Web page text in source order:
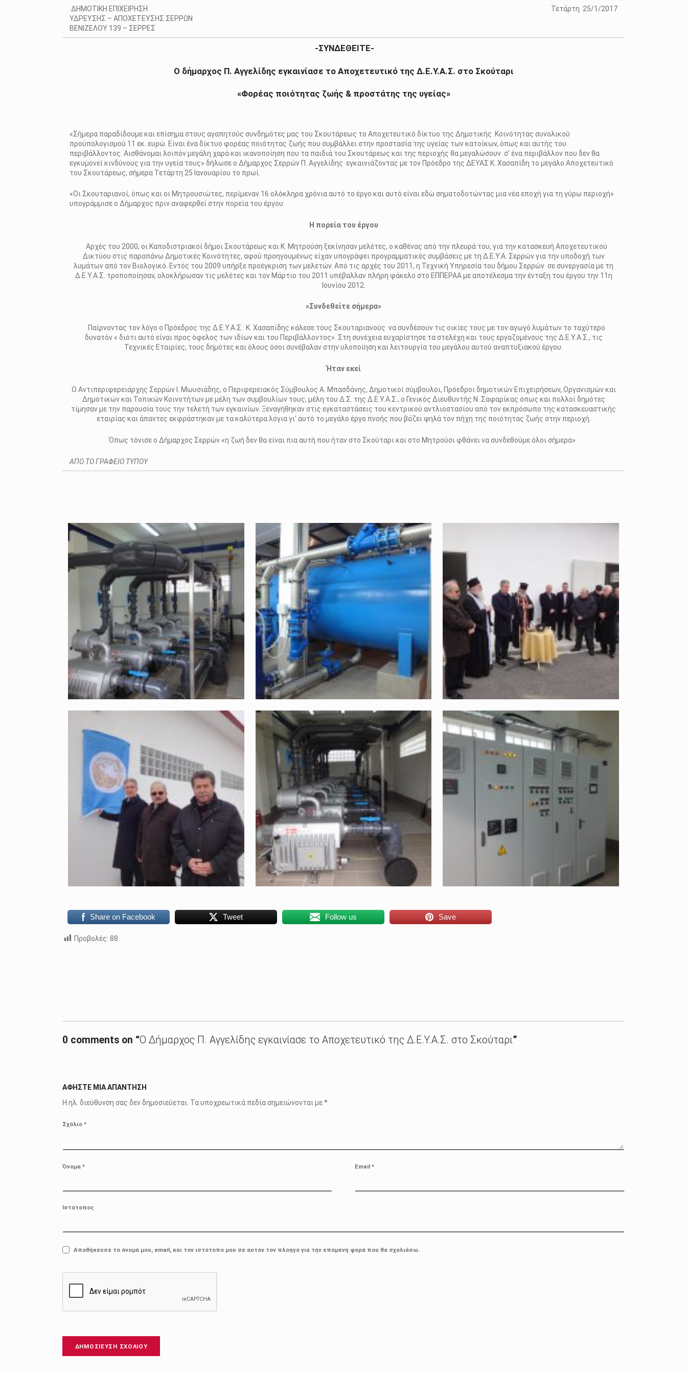
ΔΗΜΟΤΙΚΗ ΕΠΙΧΕΙΡΗΣΗ
ΥΔΡΕΥΣΗΣ – ΑΠΟΧΕΤΕΥΣΗΣ ΣΕΡΡΩΝ
ΒΕΝΙΖΕΛΟΥ 139 – ΣΕΡΡΕΣ
Τετάρτη 25/1/2017
-ΣΥΝΔΕΘΕΙΤΕ-
Ο δήμαρχος Π. Αγγελίδης εγκαινίασε το Αποχετευτικό της Δ.Ε.Υ.Α.Σ. στο Σκούταρι
«Φορέας ποιότητας ζωής & προστάτης της υγείας»
«Σήμερα παραδίδουμε και επίσημα στους αγαπητούς συνδημότες μας του Σκουτάρεως το Αποχετευτικό δίκτυο της Δημοτικής Κοινότητας συνολικού
προϋπολογισμού 11 εκ. ευρώ. Είναι ένα δίκτυο φορέας ποιότητας ζωής που συμβάλλει στην προστασία της υγείας των κατοίκων, όπως και αυτής του
περιβάλλοντος. Αισθάνομαι λοιπόν μεγάλη χαρά και ικανοποίηση που τα παιδιά του Σκουτάρεως και της περιοχής θα μεγαλώσουν σ’ ένα περιβάλλον που δεν θα
εγκυμονεί κινδύνους για την υγεία τους» δήλωσε ο Δήμαρχος Σερρών Π. Αγγελίδης εγκαινιάζοντας με τον Πρόεδρο της ΔΕΥΑΣ Κ. Χασαπίδη το μεγάλο Αποχετευτικό
του Σκουτάρεως, σήμερα Τετάρτη 25 Ιανουαρίου το πρωί.
«Οι Σκουταριανοί, όπως και οι Μητρουσιώτες, περίμεναν 16 ολόκληρα χρόνια αυτό το έργο και αυτό είναι εδώ σηματοδοτώντας μια νέα εποχή για τη γύρω περιοχή»
υπογράμμισε ο Δήμαρχος πριν αναφερθεί στην πορεία του έργου.
Η πορεία του έργου
Αρχές του 2000, οι Καποδιστριακοί δήμοι Σκουτάρεως και Κ. Μητρούση ξεκίνησαν μελέτες, ο καθένας από την πλευρά του, για την κατασκευή Αποχετευτικού
Δικτύου στις παραπάνω Δημοτικές Κοινότητες, αφού προηγουμένως είχαν υπογράψει προγραμματικές συμβάσεις με τη Δ.Ε.Υ.Α. Σερρών για την υποδοχή των
λυμάτων από τον Βιολογικό. Εντός του 2009 υπήρξε προέγκριση των μελετών. Από τις αρχές του 2011, η Τεχνική Υπηρεσία του δήμου Σερρών σε συνεργασία με τη
Δ.Ε.Υ.Α.Σ. τροποποίησαν, ολοκλήρωσαν τις μελέτες και τον Μάρτιο του 2011 υπέβαλλαν πλήρη φάκελο στο ΕΠΠΕΡΑΑ με αποτέλεσμα την ένταξη του έργου την 11η
Ιουνίου 2012.
«Συνδεθείτε σήμερα»
Παίρνοντας τον λόγο ο Πρόεδρος της Δ.Ε.Υ.Α.Σ. Κ. Χασαπίδης κάλεσε τους Σκουταριανούς να συνδέσουν τις οικίες τους με τον αγωγό λυμάτων το ταχύτερο
δυνατόν « διότι αυτό είναι προς όφελος των ιδίων και του Περιβάλλοντος». Στη συνέχεια ευχαρίστησε τα στελέχη και τους εργαζομένους της Δ.Ε.Υ.Α.Σ., τις
Τεχνικές Εταιρίες, τους δημότες και όλους όσοι συνέβαλαν στην υλοποίηση και λειτουργία του μεγάλου αυτού αναπτυξιακού έργου.
Ήταν εκεί
Ο Αντιπεριφερειάρχης Σερρών Ι. Μωυσιάδης, ο Περιφερειακός Σύμβουλος Α. Μπασδάνης, Δημοτικοί σύμβουλοι, Πρόεδροι δημοτικών Επιχειρήσεων, Οργανισμών και
Δημοτικών και Τοπικών Κοινοτήτων με μέλη των συμβουλίων τους, μέλη του Δ.Σ. της Δ.Ε.Υ.Α.Σ., ο Γενικός Διευθυντής Ν. Σαφαρίκας όπως και πολλοί δημότες
τίμησαν με την παρουσία τους την τελετή των εγκαινίων. Ξεναγήθηκαν στις εγκαταστάσεις του κεντρικού αντλιοστασίου από τον εκπρόσωπο της κατασκευαστικής
εταιρίας και άπαντες εκφράστηκαν με τα καλύτερα λόγια γι’ αυτό το μεγάλο έργο πνοής που βάζει ψηλά τον πήχη της ποιότητας ζωής στην περιοχή.
Όπως τόνισε ο Δήμαρχος Σερρών «η ζωή δεν θα είναι πια αυτή που ήταν στο Σκούταρι και στο Μητρούσι φθάνει να συνδεθούμε όλοι σήμερα».
ΑΠΟ ΤΟ ΓΡΑΦΕΙΟ ΤΥΠΟΥ
Share on Facebook Tweet Follow us Save
Προβολές: 88
0 comments on “Ο Δήμαρχος Π. Αγγελίδης εγκαινίασε το Αποχετευτικό της Δ.Ε.Υ.Α.Σ. στο Σκούταρι”
ΑΦΉΣΤΕ ΜΙΑ ΑΠΆΝΤΗΣΗ
Η ηλ. διεύθυνση σας δεν δημοσιεύεται. Τα υποχρεωτικά πεδία σημειώνονται με*
Σχόλιο *
Όνομα * Email *
Ιστότοπος
Αποθήκευσε το όνομά μου, email, και τον ιστότοπο μου σε αυτόν τον πλοηγό για την επόμενη φορά που θα σχολιάσω.